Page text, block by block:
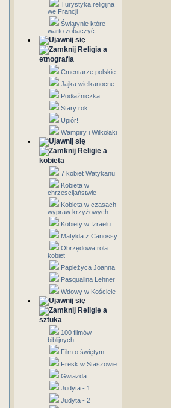
Turystyka religijna
we Francji
Świątynie które
warto zobaczyć
Religia a
etnografia
Cmentarze polskie
Jajka wielkanocne
Podłaźniczka
Stary rok
Upiór!
Wampiry i Wilkołaki
Religie a
kobieta
7 kobiet Watykanu
Kobieta w
chrzescijaństwie
Kobieta w czasach
wypraw krzyżowych
Kobiety w Izraelu
Matylda z Canossy
Obrzędowa rola
kobiet
Papieżyca Joanna
Pasqualina Lehner
Wdowy w Kościele
Religie a
sztuka
100 filmów
biblijnych
Film o świętym
Fresk w Staszowie
Gwiazda
Judyta - 1
Judyta - 2